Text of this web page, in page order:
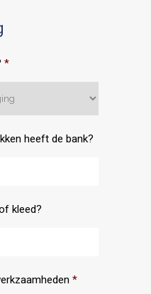
*
heeft de bank?
kleed?
*